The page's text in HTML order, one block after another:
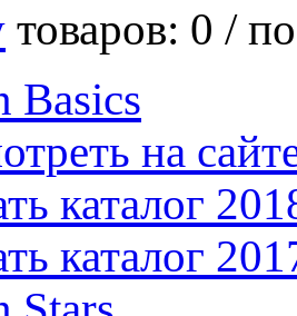
товаров: 0 /
Basics
на
каталог
каталог